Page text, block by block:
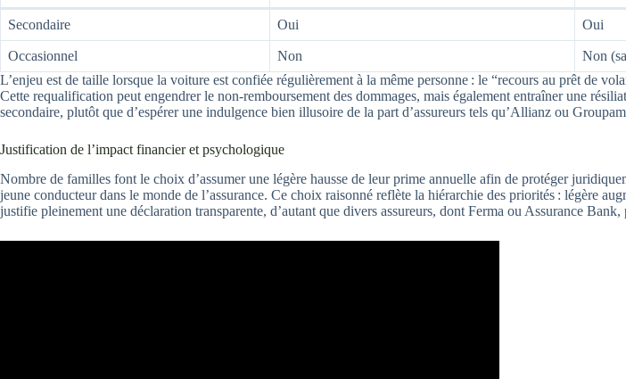
Secondaire Oui Oui
Occasionnel Non Non
L’enjeu est de taille lorsque la voiture est confiée régulièrement à la même personne : le “recours au prêt de
Cette requalification peut engendrer le non-remboursement des dommages, mais également entraîner une
secondaire, plutôt que d’espérer une indulgence bien illusoire de la part d’assureurs tels qu’Allianz ou
Justification de l’impact financier et psychologique
Nombre de familles font le choix d’assumer une légère hausse de leur prime annuelle afin de protéger
jeune conducteur dans le monde de l’assurance. Ce choix raisonné reflète la hiérarchie des priorités : légère
justifie pleinement une déclaration transparente, d’autant que divers assureurs, dont Ferma ou Assurance